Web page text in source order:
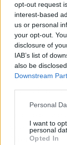
opt-out request
interest-based
us or personal
your opt-out.
disclosure of
IAB’s list of
also be
Downstream
Personal
I want to
personal
Opted In
La pregunta
temporada
Hollywood?
que el
puede ser
mensaje que
Su divorcio
cualquiera
vuelta a
Mientras